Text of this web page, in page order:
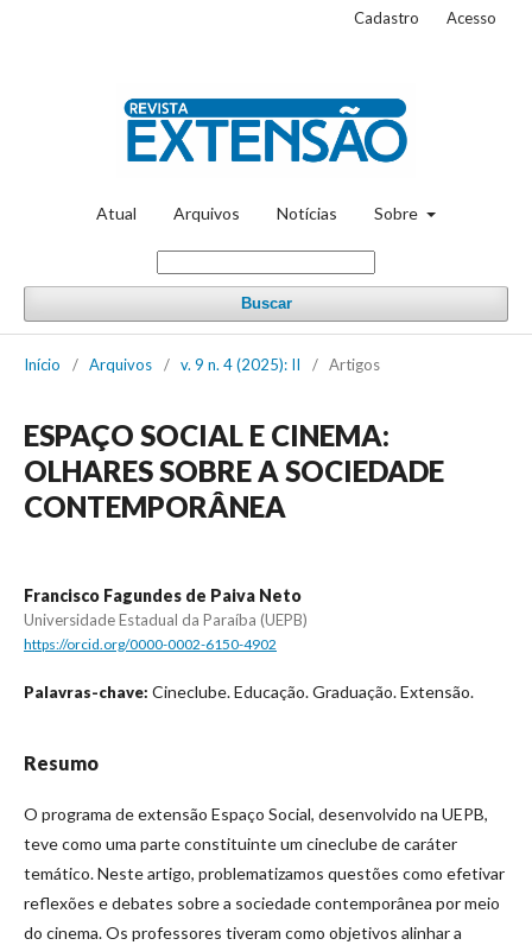
Atual Arquivos Notícias Sobre
Buscar
Cadastro Acesso
Início / Arquivos / v. 9 n. 4 (2025): II / Artigos
ESPAÇO SOCIAL E CINEMA:
OLHARES SOBRE A SOCIEDADE
CONTEMPORÂNEA
Francisco Fagundes de Paiva Neto
Universidade Estadual da Paraíba (UEPB)
https://orcid.org/0000-0002-6150-4902
Palavras-chave: Cineclube. Educação. Graduação. Extensão.
Resumo
O programa de extensão Espaço Social, desenvolvido na UEPB,
teve como uma parte constituinte um cineclube de caráter
temático. Neste artigo, problematizamos questões como efetivar
reflexões e debates sobre a sociedade contemporânea por meio
do cinema. Os professores tiveram como objetivos alinhar a